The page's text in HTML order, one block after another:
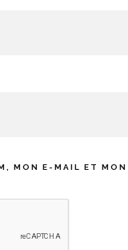
MON E-MAIL ET